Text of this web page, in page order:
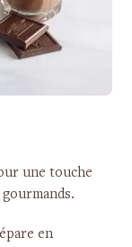
une touche
en